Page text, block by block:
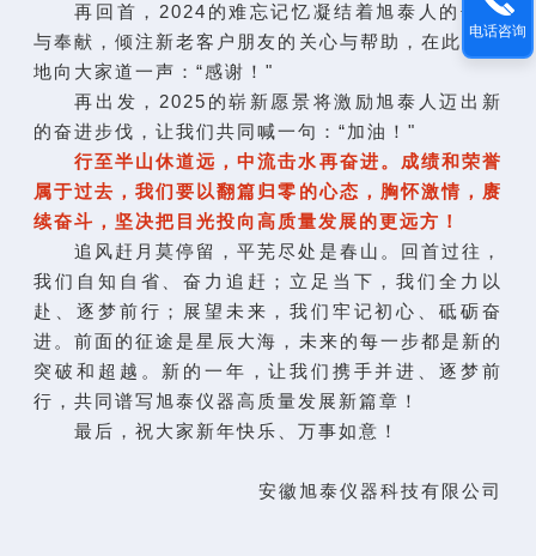
再回首，2024的难忘记忆凝结着旭泰人的辛劳
与奉献，倾注新老客户朋友的关心与帮助，在此诚挚
地向大家道一声：“感谢！"
再出发，2025的崭新愿景将激励旭泰人迈出新
的奋进步伐，让我们共同喊一句：“加油！"
行至半山休道远，中流击水再奋进。成绩和荣誉
属于过去，我们要以翻篇归零的心态，胸怀激情，赓
续奋斗，坚决把目光投向高质量发展的更远方！
追风赶月莫停留，平芜尽处是春山。回首过往，
我们自知自省、奋力追赶；立足当下，我们全力以
赴、逐梦前行；展望未来，我们牢记初心、砥砺奋
进。前面的征途是星辰大海，未来的每一步都是新的
突破和超越。新的一年，让我们携手并进、逐梦前
行，共同谱写旭泰仪器高质量发展新篇章！
最后，祝大家新年快乐、万事如意！
安徽旭泰仪器科技有限公司
电话咨询